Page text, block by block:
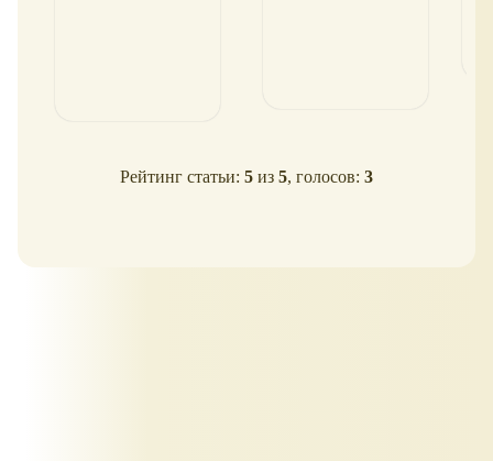
Рейтинг статьи: 5 из 5, голосов: 3